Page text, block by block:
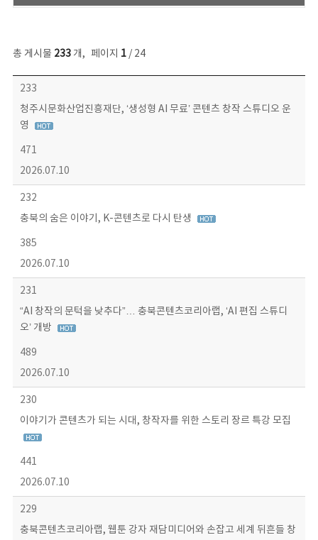
총 게시물 233개, 페이지 1/ 24
보도자료 목록 - 번호, 제목, 작성자, 파일, 조회수, 작성일 정보 제공
233
청주시문화산업진흥재단, ‘생성형 AI 무료’ 콘텐츠 창작 스튜디오 운
영
471
2026.07.10
232
충북의 숨은 이야기, K-콘텐츠로 다시 탄생
385
2026.07.10
231
“AI 창작의 문턱을 낮추다”… 충북콘텐츠코리아랩, ‘AI 편집 스튜디
오’ 개방
489
2026.07.10
230
이야기가 콘텐츠가 되는 시대, 창작자를 위한 스토리 장르 특강 모집
441
2026.07.10
229
충북콘텐츠코리아랩, 웹툰 강자 재담미디어와 손잡고 세계 뒤흔들 창